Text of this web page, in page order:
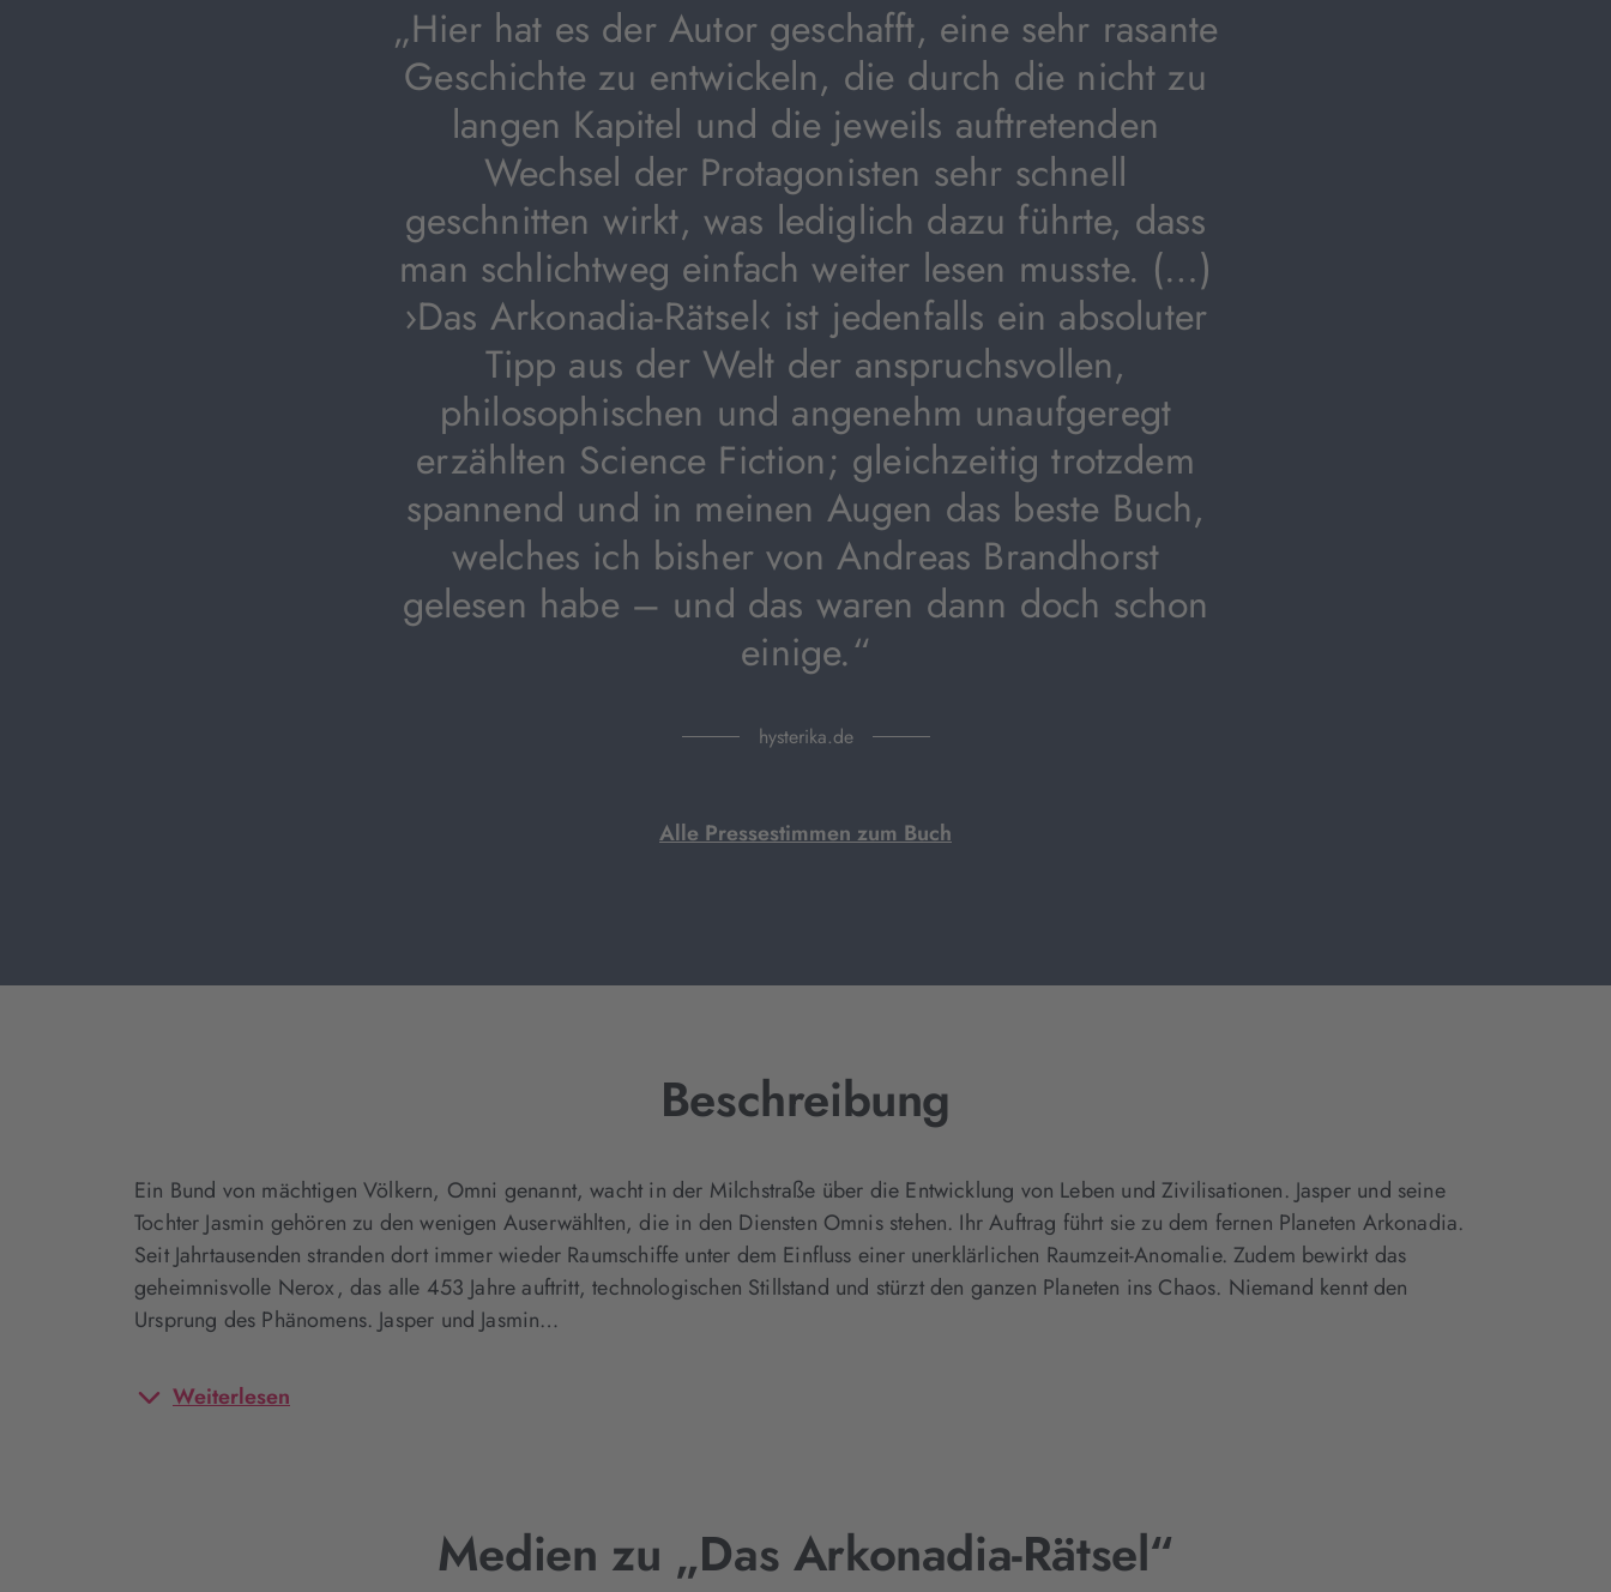
„Hier hat es der Autor geschafft, eine sehr rasante
Geschichte zu entwickeln, die durch die nicht zu
langen Kapitel und die jeweils auftretenden
Wechsel der Protagonisten sehr schnell
geschnitten wirkt, was lediglich dazu führte, dass
man schlichtweg einfach weiter lesen musste. (…)
›Das Arkonadia-Rätsel‹ ist jedenfalls ein absoluter
Tipp aus der Welt der anspruchsvollen,
philosophischen und angenehm unaufgeregt
erzählten Science Fiction; gleichzeitig trotzdem
spannend und in meinen Augen das beste Buch,
welches ich bisher von Andreas Brandhorst
gelesen habe – und das waren dann doch schon
einige.“
hysterika.de
Alle Pressestimmen zum Buch
Beschreibung
Ein Bund von mächtigen Völkern, Omni genannt, wacht in der Milchstraße über die Entwicklung von Leben und Zivilisationen. Jasper und seine
Tochter Jasmin gehören zu den wenigen Auserwählten, die in den Diensten Omnis stehen. Ihr Auftrag führt sie zu dem fernen Planeten Arkonadia.
Seit Jahrtausenden stranden dort immer wieder Raumschiffe unter dem Einfluss einer unerklärlichen Raumzeit-Anomalie. Zudem bewirkt das
geheimnisvolle Nerox, das alle 453 Jahre auftritt, technologischen Stillstand und stürzt den ganzen Planeten ins Chaos. Niemand kennt den
Ursprung des Phänomens. Jasper und Jasmin…
Weiterlesen
Medien zu „Das Arkonadia-Rätsel“